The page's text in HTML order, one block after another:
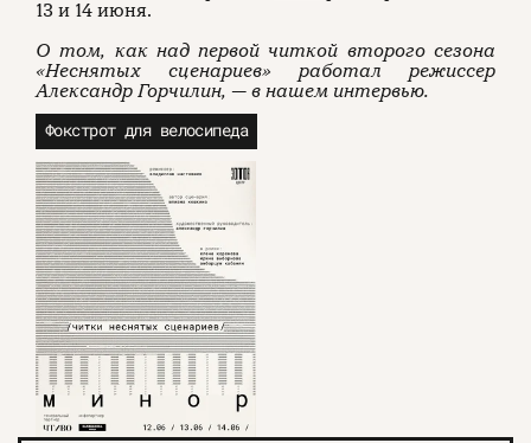
13 и 14 июня.
О том, как над первой читкой второго сезона
«Неснятых сценариев» работал режиссер
Александр Горчилин, — в нашем интервью.
Фокстрот для велосипеда